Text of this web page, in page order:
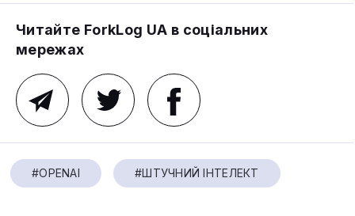
Читайте ForkLog UA в соціальних
мережах
#OPENAI #ШТУЧНИЙ ІНТЕЛЕКТ